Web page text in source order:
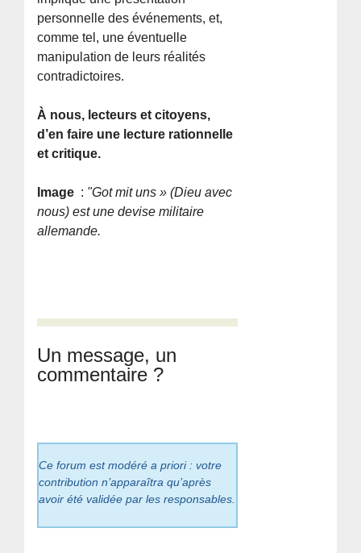
personnelle des événements, et,
comme tel, une éventuelle
manipulation de leurs réalités
contradictoires.
À nous, lecteurs et citoyens,
d’en faire une lecture rationnelle
et critique.
Image : "Got mit uns » (Dieu avec
nous) est une devise militaire
allemande.
Un message, un
commentaire ?
Ce forum est modéré a priori : votre
contribution n’apparaîtra qu’après
avoir été validée par les responsables.